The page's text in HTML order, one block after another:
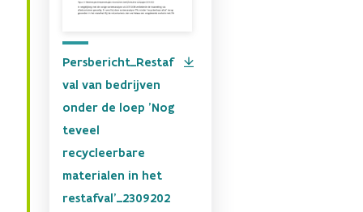
Persbericht_Restaf
val van bedrijven
onder de loep 'Nog
teveel
recycleerbare
materialen in het
restafval'_2309202